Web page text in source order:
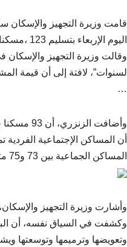
قامت وزيرة التجهيز والإسكان
اليوم الإربعاء بتسليم 123 ،مسكنا إجتماعيا بمعتمدية قعفور من ولاية سليانة
وقالت وزيرة التجهيز والإسكان
لسنوات”، لافتة إلى أن قيمة المشروع تقدر ب 7.6 مليون دينار بتمويل مشترك بين
…
المساكن الجماعية بين 73 و75 مترا مربعا بالنسبة إلى المساحة المغطاة
وأشارت وزيرة التجهيز
وكشفت في السياق نفسه، أن